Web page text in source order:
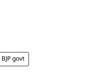
BJP govt